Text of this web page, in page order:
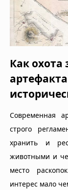
Как
Современная
строго
хранить и
животными и
место
интерес мало